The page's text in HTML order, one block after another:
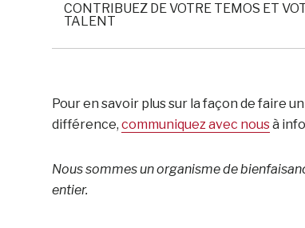
CONTRIBUEZ DE VOTRE TEMOS ET
TALENT
Pour en savoir plus sur la façon de faire
différence, communiquez avec nousà
Nous sommes un organisme de
entier.